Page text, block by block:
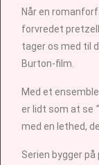
Når en
forvredet
tager os med til
Burton-film.
Med et
er lidt som at se
med en lethed,
Serien bygger